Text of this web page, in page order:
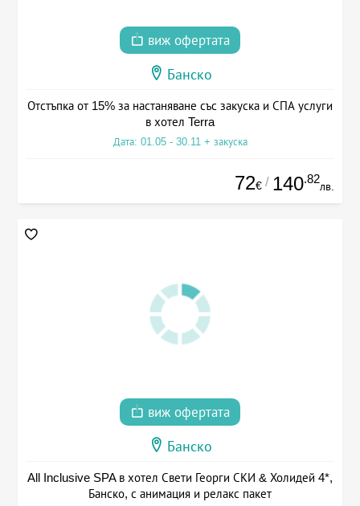
виж офертата
Банско
Отстъпка от 15% за настаняване със закуска и СПА услуги
в хотел Terra
Дата: 01.05 - 30.11 + закуска
72€ / 140.82
лв.
виж офертата
Банско
All Inclusive SPA в хотел Свети Георги СКИ & Холидей 4*,
Банско, с анимация и релакс пакет